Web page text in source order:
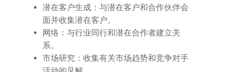
潜在客户生成：与潜在客户和合作伙伴会
面并收集潜在客户。
网络：与行业同行和潜在合作者建立关
系。
市场研究：收集有关市场趋势和竞争对手